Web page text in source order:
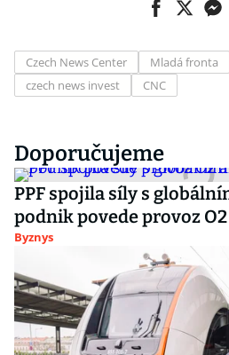
Czech News Center Mladá fronta
czech news invest
CNC
Doporučujeme
PPF spojila síly s
podnik povede provoz
Byznys